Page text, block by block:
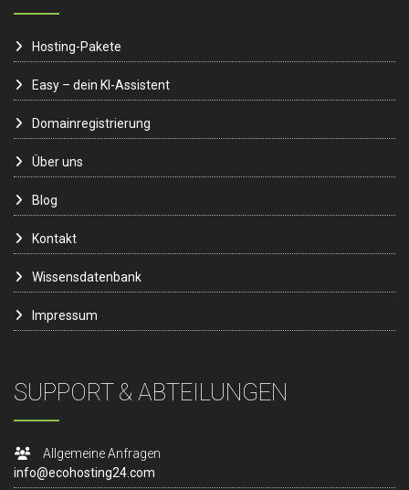
Hosting-Pakete
Easy – dein KI-Assistent
Domainregistrierung
Über uns
Blog
Kontakt
Wissensdatenbank
Impressum
SUPPORT & ABTEILUNGEN
Allgemeine Anfragen
info@ecohosting24.com